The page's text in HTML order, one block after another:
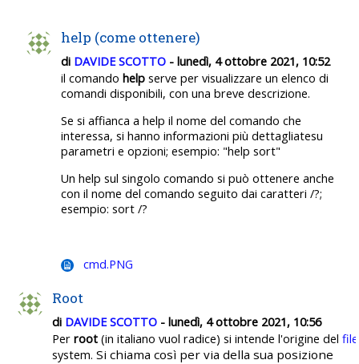
help (come ottenere)
di DAVIDE SCOTTO - lunedì, 4 ottobre 2021, 10:52
il comando help serve per visualizzare un elenco di
comandi disponibili, con una breve descrizione.
Se si affianca a help il nome del comando che
interessa, si hanno informazioni più dettagliatesu
parametri e opzioni; esempio: "help sort"
Un help sul singolo comando si può ottenere anche
con il nome del comando seguito dai caratteri /?;
esempio: sort /?
cmd.PNG
Root
di DAVIDE SCOTTO - lunedì, 4 ottobre 2021, 10:56
Perroot (in italiano vuol radice) si intende l'origine delfile
system.Si chiama così per via della sua posizione